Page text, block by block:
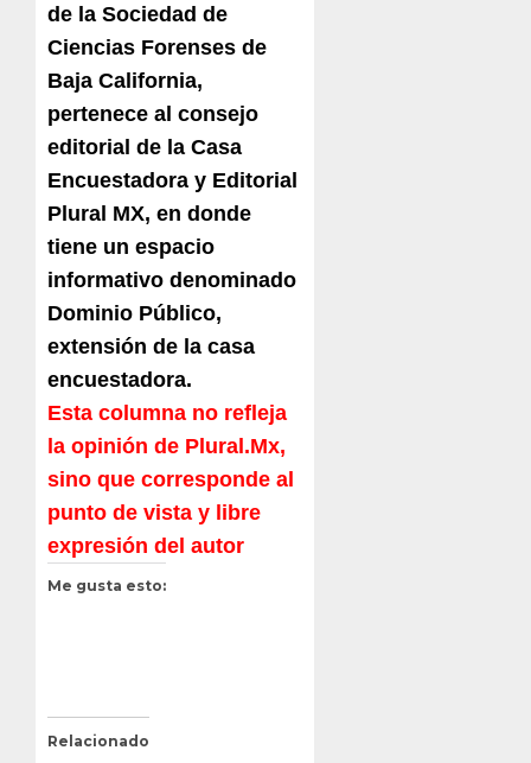
de la Sociedad de
Ciencias Forenses de
Baja California,
pertenece al consejo
editorial de la Casa
Encuestadora y Editorial
Plural MX, en donde
tiene un espacio
informativo denominado
Dominio Público,
extensión de la casa
encuestadora.
Esta columna no refleja
la opinión de Plural.Mx,
sino que corresponde al
punto de vista y libre
expresión del autor
Me gusta esto:
Relacionado